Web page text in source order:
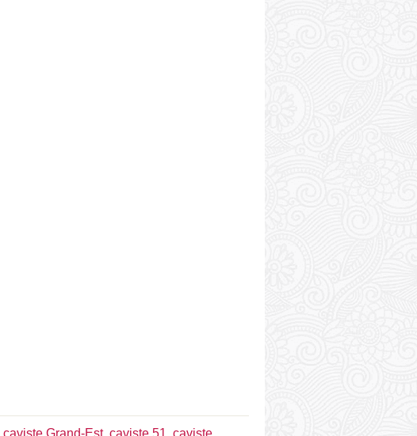
caviste Grand-Est, caviste 51 caviste